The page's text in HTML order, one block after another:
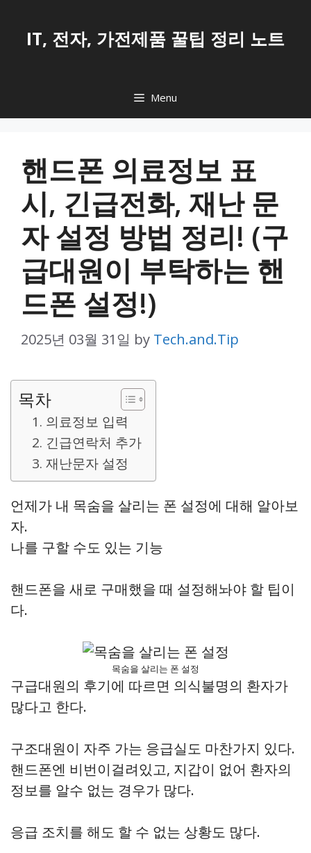
content
IT, 전자, 가전제품 꿀팁 정리 노트
Menu
핸드폰 의료정보 표
시, 긴급전화, 재난 문
자 설정 방법 정리! (구
급대원이 부탁하는 핸
드폰 설정!)
2025년 03월 31일 by Tech.and.Tip
목차
1. 의료정보 입력
2. 긴급연락처 추가
3. 재난문자 설정
언제가 내 목숨을 살리는 폰 설정에 대해 알아보
자.
나를 구할 수도 있는 기능
핸드폰을 새로 구매했을 때 설정해놔야 할 팁이
다.
목숨을 살리는 폰 설정
구급대원의 후기에 따르면 의식불명의 환자가
많다고 한다.
구조대원이 자주 가는 응급실도 마찬가지 있다.
핸드폰엔 비번이걸려있고, 지갑이 없어 환자의
정보를 알수 없는 경우가 많다.
응급 조치를 해도 할 수 없는 상황도 많다.